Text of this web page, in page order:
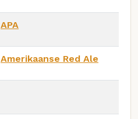
APA
Amerikaanse Red Ale